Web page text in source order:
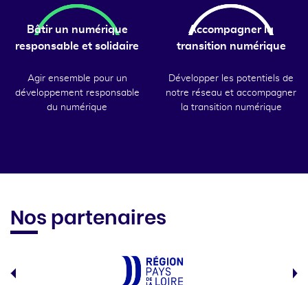
Bâtir un numérique
responsable et solidaire
Agir ensemble pour un
développement responsable
du numérique
Accompagner la
transition numérique
Développer les potentiels de
notre réseau et accompagner
la transition numérique
Nos partenaires